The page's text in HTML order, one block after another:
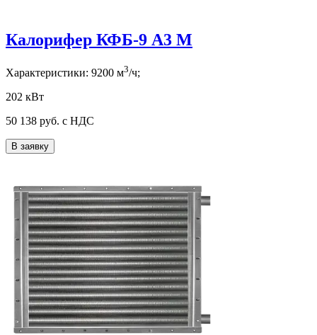
Калорифер КФБ-9 А3 М
Характеристики: 9200 м3/ч;
202 кВт
50 138 руб. с НДС
В заявку